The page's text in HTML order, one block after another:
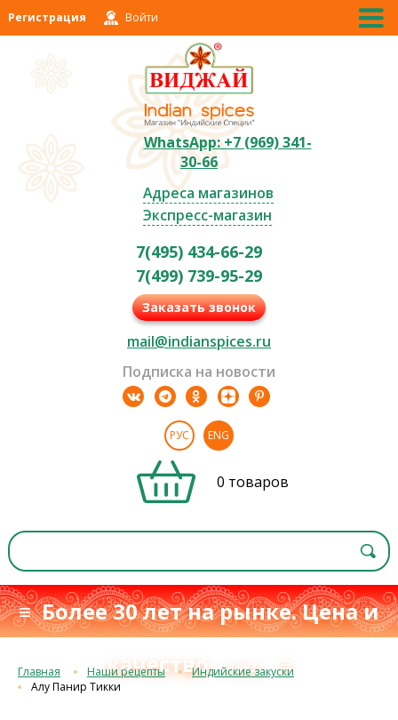
Регистрация Войти
WhatsApp: +7 (969) 341-
30-66
Адреса магазинов
Экспресс-магазин
7(495) 434-66-29
7(499) 739-95-29
Заказать звонок
mail@indianspices.ru
Подписка на новости
РУС ENG
0 товаров
≡ Более 30 лет на рынке. Цена и
качествос 1993 г.≡
Главная Наши рецепты
Индийские закуски
Алу Панир Тикки